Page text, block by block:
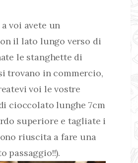
voi avete un
il lato lungo verso di
le stanghette di
trovano in commercio,
voi le vostre
cioccolato lunghe 7cm
superiore e tagliate i
riuscita a fare una
passaggio!!).